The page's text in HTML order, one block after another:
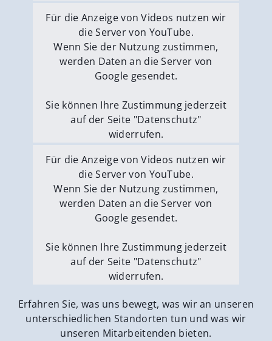
Externe Medien erlauben
Für die Anzeige von Videos nutzen wir
die Server von YouTube.
Wenn Sie der Nutzung zustimmen,
werden Daten an die Server von
Google gesendet.
Sie können Ihre Zustimmung jederzeit
auf der Seite "Datenschutz"
widerrufen.
Externe Medien erlauben
Für die Anzeige von Videos nutzen wir
die Server von YouTube.
Wenn Sie der Nutzung zustimmen,
werden Daten an die Server von
Google gesendet.
Sie können Ihre Zustimmung jederzeit
auf der Seite "Datenschutz"
widerrufen.
Externe Medien erlauben
Erfahren Sie, was uns bewegt, was wir an unseren
unterschiedlichen Standorten tun und was wir
unseren Mitarbeitenden bieten.